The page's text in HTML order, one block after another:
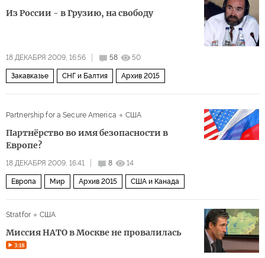
Из России - в Грузию, на свободу
18 ДЕКАБРЯ 2009, 16:56 58 50
Закавказье СНГ и Балтия Архив 2015
Partnership for a Secure America США
Партнёрство во имя безопасности в
Европе?
18 ДЕКАБРЯ 2009, 16:41 8 14
Европа Мир Архив 2015 США и Канада
Stratfor США
Миссия НАТО в Москве не провалилась
3:18